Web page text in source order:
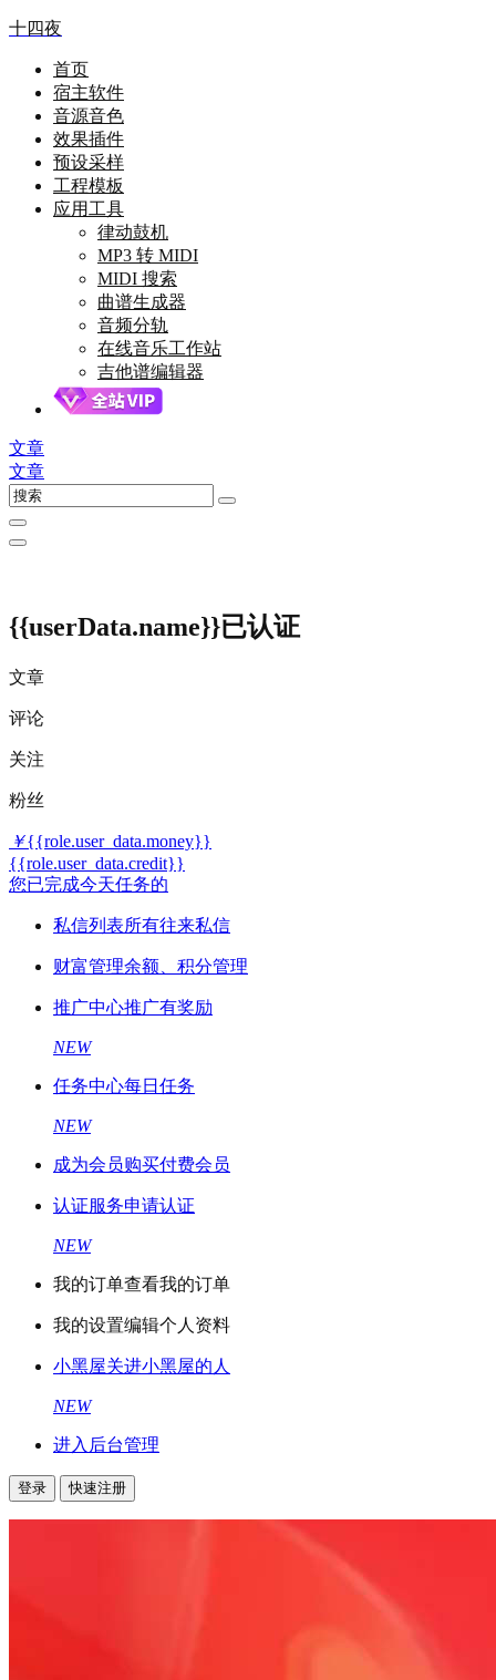
十四夜
首页
宿主软件
音源音色
效果插件
预设采样
工程模板
应用工具
律动鼓机
MP3 转 MIDI
MIDI 搜索
曲谱生成器
音频分轨
在线音乐工作站
吉他谱编辑器
文章
文章
{{userData.name}}已认证
文章
评论
关注
粉丝
￥{{role.user_data.money}}
{{role.user_data.credit}}
您已完成今天任务的
私信列表所有往来私信
财富管理余额、积分管理
推广中心推广有奖励
NEW
任务中心每日任务
NEW
成为会员购买付费会员
认证服务申请认证
NEW
我的订单查看我的订单
我的设置编辑个人资料
小黑屋关进小黑屋的人
NEW
进入后台管理
登录 快速注册